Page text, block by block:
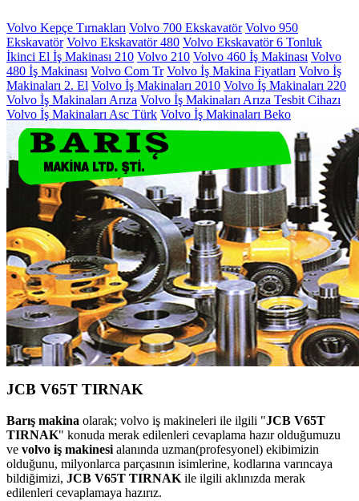
Volvo Kepçe Tırnakları Volvo 700 Ekskavatör Volvo 950
Ekskavatör Volvo Ekskavatör 480 Volvo Ekskavatör 6 Tonluk
İkinci El İş Makinası 210 Volvo 210 Volvo 460 İş Makinası Volvo
480 İş Makinası Volvo Com Tr Volvo İş Makina Fiyatları Volvo İş
Makinaları 2. El Volvo İş Makinaları 2010 Volvo İş Makinaları 220
Volvo İş Makinaları Arıza Volvo İş Makinaları Arıza Tesbit Cihazı
Volvo İş Makinaları Asc Türk Volvo İş Makinaları Beko
JCB V65T TIRNAK
Barış makina olarak; volvo iş makineleri ile ilgili "JCB V65T
TIRNAK" konuda merak edilenleri cevaplama hazır olduğumuzu
ve volvo iş makinesi alanında uzman(profesyonel) ekibimizin
olduğunu, milyonlarca parçasının isimlerine, kodlarına varıncaya
bildiğimizi, JCB V65T TIRNAK ile ilgili aklınızda merak
edilenleri cevaplamaya hazırız.